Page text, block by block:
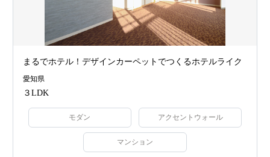
まるでホテル！デザインカーペットでつくるホテルライク
愛知県
３LDK
モダン アクセントウォール
マンション